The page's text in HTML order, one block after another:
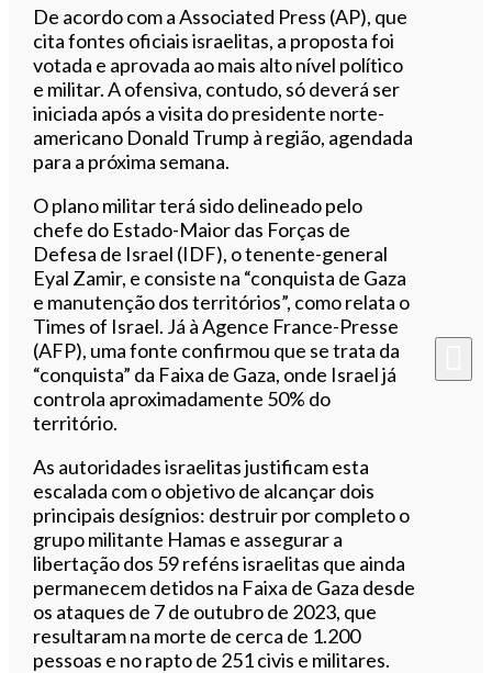
De acordo com a Associated Press (AP), que
cita fontes oficiais israelitas, a proposta foi
votada e aprovada ao mais alto nível político
e militar. A ofensiva, contudo, só deverá ser
iniciada após a visita do presidente norte-
americano Donald Trump à região, agendada
para a próxima semana.
O plano militar terá sido delineado pelo
chefe do Estado-Maior das Forças de
Defesa de Israel (IDF), o tenente-general
Eyal Zamir, e consiste na “conquista de Gaza
e manutenção dos territórios”, como relata o
Times of Israel. Já à Agence France-Presse
(AFP), uma fonte confirmou que se trata da
“conquista” da Faixa de Gaza, onde Israel já
controla aproximadamente 50% do
território.
As autoridades israelitas justificam esta
escalada com o objetivo de alcançar dois
principais desígnios: destruir por completo o
grupo militante Hamas e assegurar a
libertação dos 59 reféns israelitas que ainda
permanecem detidos na Faixa de Gaza desde
os ataques de 7 de outubro de 2023, que
resultaram na morte de cerca de 1.200
pessoas e no rapto de 251 civis e militares.